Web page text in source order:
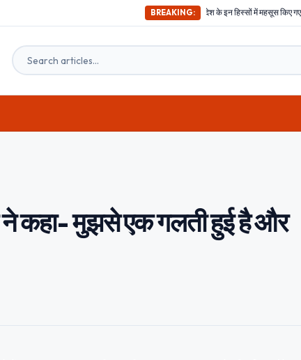
BREAKING:
अभी-अभी ; दिल्ली समेत देश के इन हिस्सों में महसूस किए गए भूकंप के तगड़े झटके,
कहा- मुझसे एक गलती हुई है और